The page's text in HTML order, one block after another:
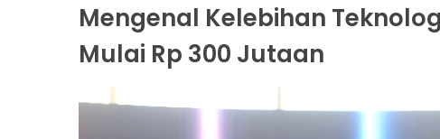
Mengenal Kelebihan
Mulai Rp 300 Jutaan